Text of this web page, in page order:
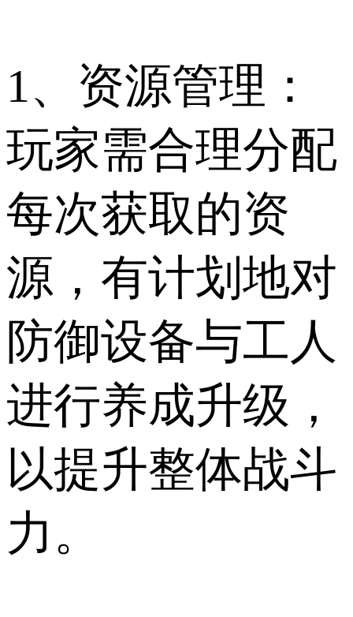
1、资源管理：
玩家需合理分配
每次获取的资
源，有计划地对
防御设备与工人
进行养成升级，
以提升整体战斗
力。